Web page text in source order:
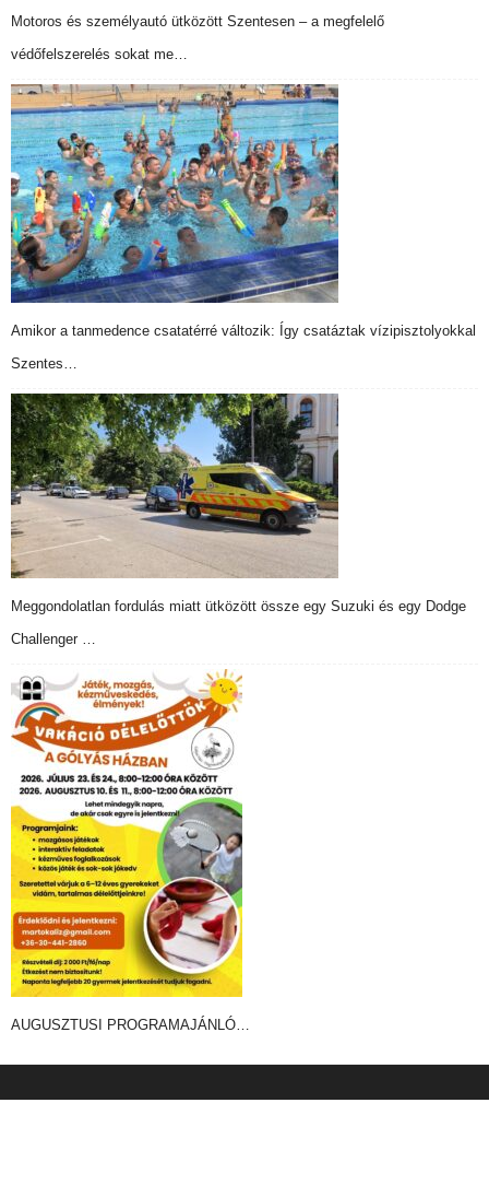
Motoros és személyautó ütközött Szentesen – a megfelelő
védőfelszerelés sokat me…
Amikor a tanmedence csatatérré változik: Így csatáztak vízipisztolyokkal
Szentes…
Meggondolatlan fordulás miatt ütközött össze egy Suzuki és egy Dodge
Challenger …
AUGUSZTUSI PROGRAMAJÁNLÓ…